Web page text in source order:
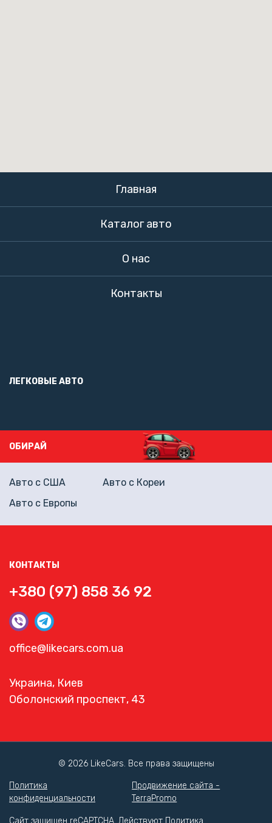
Главная
Каталог авто
О нас
Контакты
ЛЕГКОВЫЕ АВТО
КОНТАКТЫ
+380 (97) 858 36 92
office@likecars.com.ua
Украина, Киев
Оболонский проспект, 43
ОБИРАЙ
Авто с США
Авто с Кореи
Авто с Европы
© 2026 LikeCars. Все права защищены
Политика
конфиденциальности
Продвижение сайта -
TerraPromo